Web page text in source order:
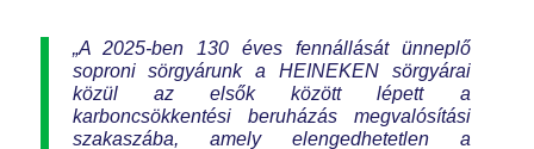
„A 2025-ben 130 éves fennállását ünneplő
soproni sörgyárunk a HEINEKEN sörgyárai
közül az elsők között lépett a
karboncsökkentési beruházás megvalósítási
szakaszába, amely elengedhetetlen a